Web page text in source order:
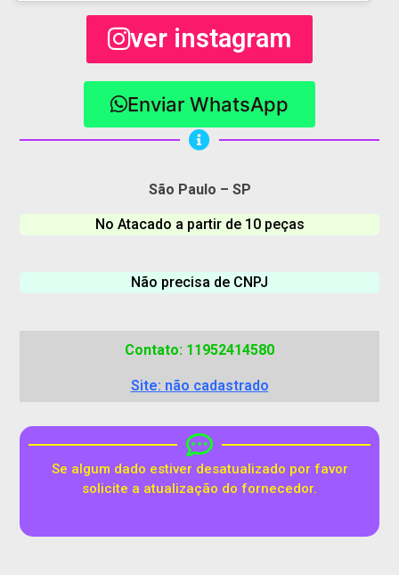
ver instagram
Enviar WhatsApp
São Paulo – SP
No Atacado a partir de 10 peças
Não precisa de CNPJ
Contato: 11952414580
Site: não cadastrado
Se algum dado estiver desatualizado por favor
solicite a atualização do fornecedor.